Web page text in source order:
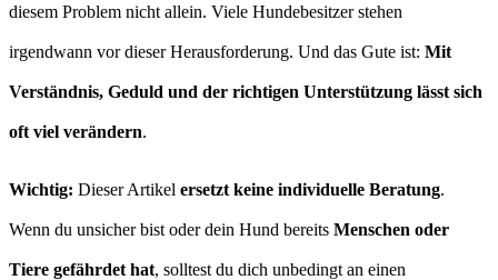
diesem Problem nicht allein. Viele Hundebesitzer stehen
irgendwann vor dieser Herausforderung. Und das Gute ist: Mit
Verständnis, Geduld und der richtigen Unterstützung lässt sich
oft viel verändern.
Wichtig: Dieser Artikel ersetzt keine individuelle Beratung.
Wenn du unsicher bist oder dein Hund bereits Menschen oder
Tiere gefährdet hat, solltest du dich unbedingt an einen